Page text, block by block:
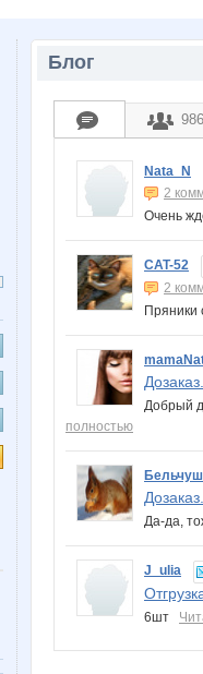
Блог
986
Nata_N
2
Очень
CAT-52
2
Добрый
полностью
Да-да,
J_ulia
6шт